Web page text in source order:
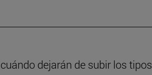
dejarán de subir los tipos